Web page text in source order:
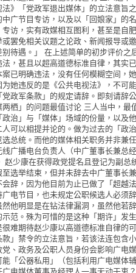
法》「党政军退出媒体」的立法意旨
中广节目专访，以及以「回娘家」的
专访，实有政媒相互图利，甚至是自
或罢免相关议题之论政、新闻报导
别待遇。」 在上述简单的初步评价
法，甚且以超高道德标准自律，其实
案已明确违法，没有任何模糊空间，
为她违反的是《公共电视法》，不可
党政军条款」的规定请辞。即刻请辞
两栖」的问题最值讨论 三人当中，
政治」与「媒体」场域的份量，以及
人可以相提并论的。做为过去的「政
选总统。而他的媒体相关职务并非兼
线广播电台负责人（中广董事长兼总
赵少康在获得政党提名且登记为副
至选举结束，但并未辞去中广董事长
会辞，因为他目前为止已做了「超越
广电节目，也未规定公职候选人必须
然他明显是在钻法律漏洞，虽然他若
示范。殊为可惜的是这种「期许」发
很难期待赵少康以高道德标准自律的
款」禁令的立法意旨，若该法连包含
党、政务及公职人员身份会影响广电
能「公器私用」（包括利用广电媒体